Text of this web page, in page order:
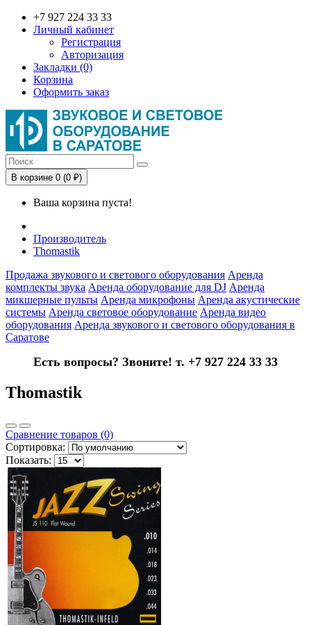
+7 927 224 33 33
Личный кабинет
Регистрация
Авторизация
Закладки (0)
Корзина
Оформить заказ
В корзине 0 (0 ₽)
Ваша корзина пуста!
Производитель
Thomastik
Продажа звукового и светового оборудования Аренда
комплекты звука Аренда оборудование для DJ Аренда
микшерные пульты Аренда микрофоны Аренда акустические
системы Аренда световое оборудование Аренда видео
оборудования Аренда звукового и светового оборудования в
Саратове
Есть вопросы? Звоните! т. +7 927 224 33 33
Thomastik
Сравнение товаров (0)
Сортировка:
Показать: